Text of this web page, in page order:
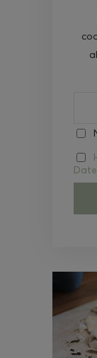
Video-